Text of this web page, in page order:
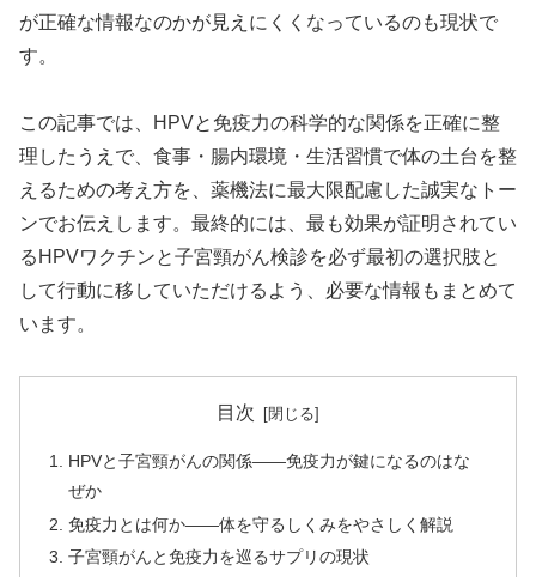
が正確な情報なのかが見えにくくなっているのも現状で
す。
この記事では、HPVと免疫力の科学的な関係を正確に整
理したうえで、食事・腸内環境・生活習慣で体の土台を整
えるための考え方を、薬機法に最大限配慮した誠実なトー
ンでお伝えします。最終的には、最も効果が証明されてい
るHPVワクチンと子宮頸がん検診を必ず最初の選択肢と
して行動に移していただけるよう、必要な情報もまとめて
います。
目次
HPVと子宮頸がんの関係——免疫力が鍵になるのはな
ぜか
免疫力とは何か——体を守るしくみをやさしく解説
子宮頸がんと免疫力を巡るサプリの現状